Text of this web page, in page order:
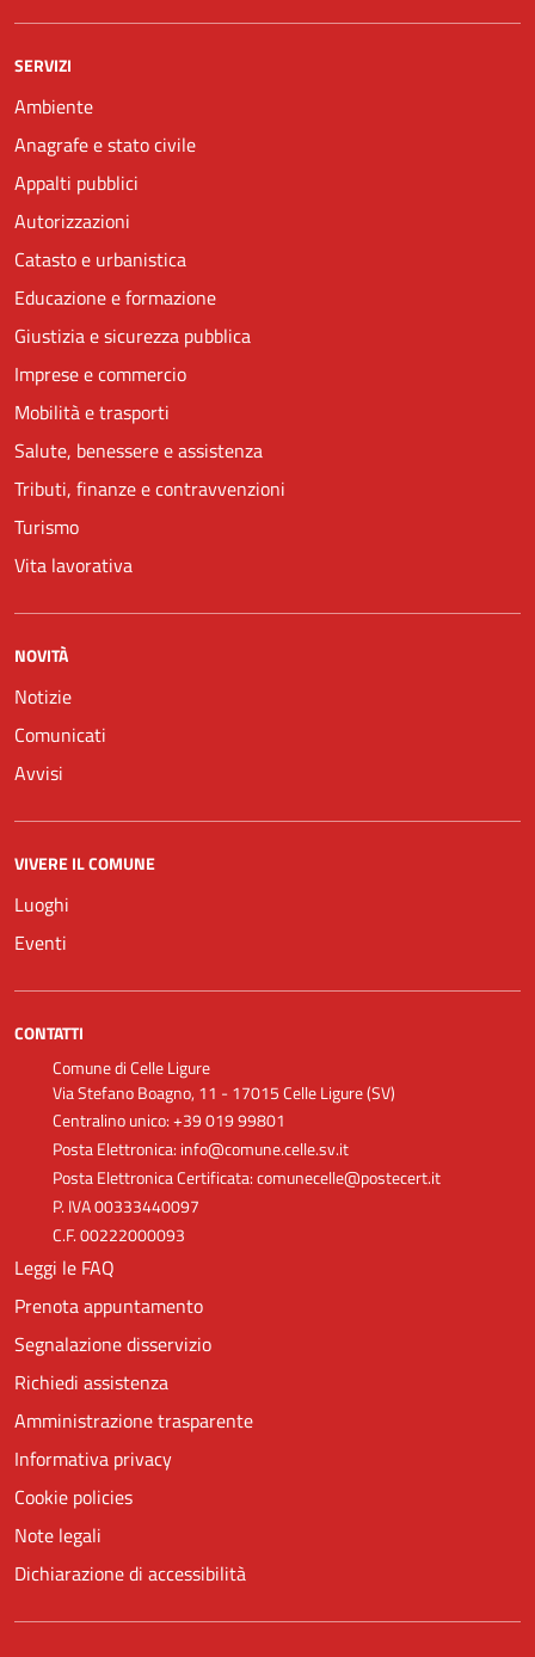
SERVIZI
Ambiente
Anagrafe e stato civile
Appalti pubblici
Autorizzazioni
Catasto e urbanistica
Educazione e formazione
Giustizia e sicurezza pubblica
Imprese e commercio
Mobilità e trasporti
Salute, benessere e assistenza
Tributi, finanze e contravvenzioni
Turismo
Vita lavorativa
NOVITÀ
Notizie
Comunicati
Avvisi
VIVERE IL COMUNE
Luoghi
Eventi
CONTATTI
Comune di Celle Ligure
Via Stefano Boagno, 11 - 17015 Celle Ligure (SV)
Centralino unico: +39 019 99801
Posta Elettronica: info@comune.celle.sv.it
Posta Elettronica Certificata: comunecelle@postecert.it
P. IVA 00333440097
C.F. 00222000093
Leggi le FAQ
Prenota appuntamento
Segnalazione disservizio
Richiedi assistenza
Amministrazione trasparente
Informativa privacy
Cookie policies
Note legali
Dichiarazione di accessibilità